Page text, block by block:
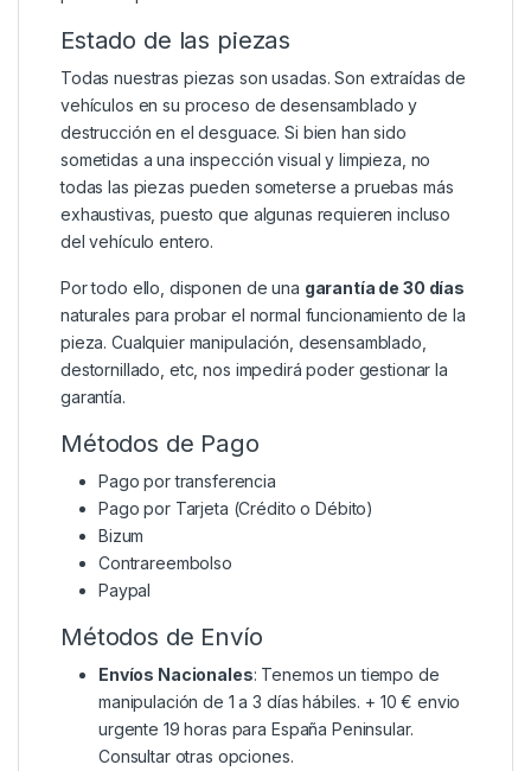
Estado de las piezas
Todas nuestras piezas son usadas. Son extraídas de
vehículos en su proceso de desensamblado y
destrucción en el desguace. Si bien han sido
sometidas a una inspección visual y limpieza, no
todas las piezas pueden someterse a pruebas más
exhaustivas, puesto que algunas requieren incluso
del vehículo entero.
Por todo ello, disponen de una garantía de 30 días
naturales para probar el normal funcionamiento de la
pieza. Cualquier manipulación, desensamblado,
destornillado, etc, nos impedirá poder gestionar la
garantía.
Métodos de Pago
Pago por transferencia
Pago por Tarjeta (Crédito o Débito)
Bizum
Contrareembolso
Paypal
Métodos de Envío
Envíos Nacionales: Tenemos un tiempo de
manipulación de 1 a 3 días hábiles. + 10 € envio
urgente 19 horas para España Peninsular.
Consultar otras opciones.